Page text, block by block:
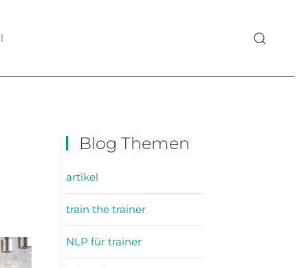
Blog Themen
artikel
train the trainer
NLP für trainer